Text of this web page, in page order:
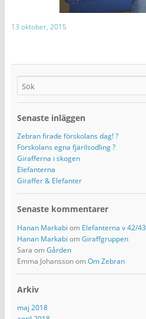
13 oktober, 2015
Senaste inläggen
Zebran firade förskolans dag! ?
Förskolans egna fjärilsodling ?
Girafferna i skogen
Elefanterna
Giraffer & Elefanter
Senaste kommentarer
Hanan Markabi om Elefanterna v 42/43
Hanan Markabi omGiraffgruppen
Sara omGården
Emma JohanssonomOm Zebran
Arkiv
maj 2018